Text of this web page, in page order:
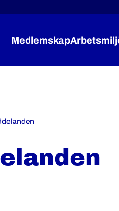
MedlemskapExpandera